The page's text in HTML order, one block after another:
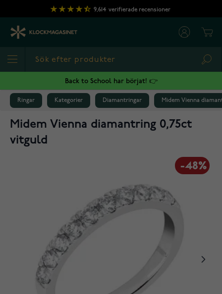
Hoppa till innehållet
9,614 verifierade recensioner
Back to School har börjat! 👉
Ringar Kategorier Diamantringar Midem Vienna
Midem Vienna diamantring 0,75ct
vitguld
-48%